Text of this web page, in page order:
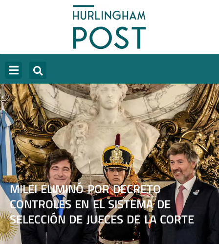
MILEI ELIMINÓ POR DECRETO
CONTROLES EN EL SISTEMA DE
SELECCIÓN DE JUECES DE LA CORTE